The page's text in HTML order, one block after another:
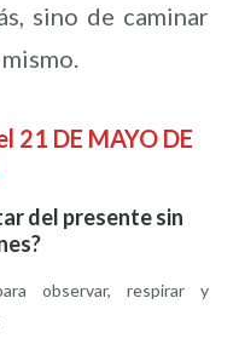
sino de caminar
21 DE MAYO DE
del presente sin
observar, respirar y